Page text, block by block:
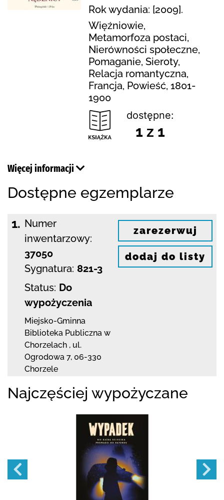
Rok wydania: [2009].
Więźniowie,
Metamorfoza postaci,
Nierówności społeczne,
Pomaganie, Sieroty,
Relacja romantyczna,
Francja, Powieść, 1801-
1900
dostępne:
1 z 1
Więcej informacji
Dostępne egzemplarze
1. Numer
inwentarzowy:
37050
Sygnatura: 821-3
Status: Do
wypożyczenia
Miejsko-Gminna
Biblioteka Publiczna w
Chorzelach , ul.
Ogrodowa 7, 06-330
Chorzele
zarezerwuj
dodaj do listy
Najczęściej wypożyczane